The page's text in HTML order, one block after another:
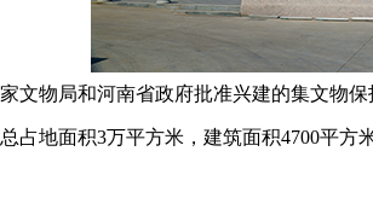
物局和河南省政府批准兴建的集文物保
占地面积3万平方米，建筑面积4700平方